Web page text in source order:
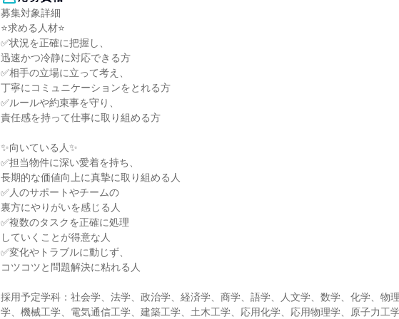
募集対象詳細
⭐求める人材⭐
✅状況を正確に把握し、
迅速かつ冷静に対応できる方
✅相手の立場に立って考え、
丁寧にコミュニケーションをとれる方
✅ルールや約束事を守り、
責任感を持って仕事に取り組める方
✨向いている人✨
✅担当物件に深い愛着を持ち、
長期的な価値向上に真摯に取り組める人
✅人のサポートやチームの
裏方にやりがいを感じる人
✅複数のタスクを正確に処理
していくことが得意な人
✅変化やトラブルに動じず、
コツコツと問題解決に粘れる人
採用予定学科：社会学、法学、政治学、経済学、商学、語学、人文学、数学、化学、物
学、機械工学、電気通信工学、建築工学、土木工学、応用化学、応用物理学、原子力工